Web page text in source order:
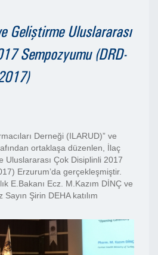
Geliştirme Uluslararası
Sempozyumu (DRD-
Derneği (ILARUD)” ve
ortaklaşa düzenlen, İlaç
Uluslararası Çok Disiplinli 2017
Erzurum’da gerçekleşmiştir.
E.Bakanı Ecz. M.Kazım DİNÇ ve
Şirin DEHA katılım